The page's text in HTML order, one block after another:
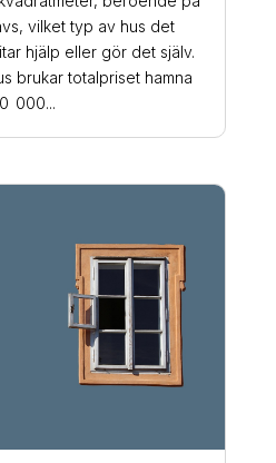
vilket typ av hus det
hjälp eller gör det själv.
brukar totalpriset hamna
000...